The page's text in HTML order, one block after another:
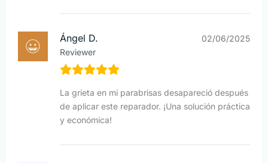
Ángel D.
Reviewer
02/06/2025
La grieta en mi parabrisas desapareció después
de aplicar este reparador. ¡Una solución práctica
y económica!